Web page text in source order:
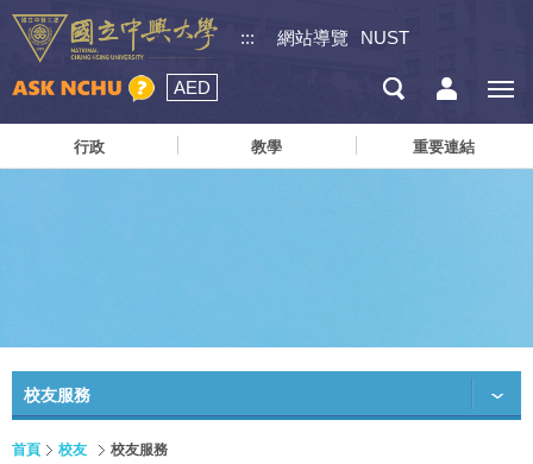
::: 網站導覽 NUST
AED
行政 教學 重要連結
校友服務
首頁 校友 校友服務